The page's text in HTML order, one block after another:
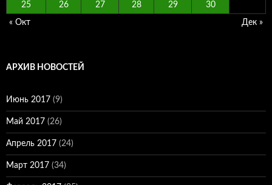
25 26 27 28 29 30
« Окт Дек »
АРХИВ НОВОСТЕЙ
Июнь 2017 (9)
Май 2017 (26)
Апрель 2017 (24)
Март 2017 (34)